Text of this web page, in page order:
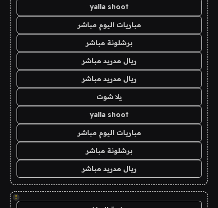
yalla shoot
مباريات اليوم مباشر
برشلونة مباشر
ريال مدريد مباشر
ريال مدريد مباشر
يلا شوت
yalla shoot
مباريات اليوم مباشر
برشلونة مباشر
ريال مدريد مباشر
!